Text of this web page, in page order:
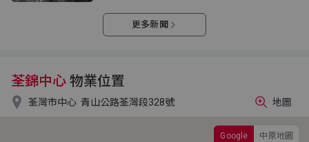
更多新聞
荃錦中心 物業位置
 荃灣市中心 青山公路荃灣段328號
Google 中原地圖
地圖